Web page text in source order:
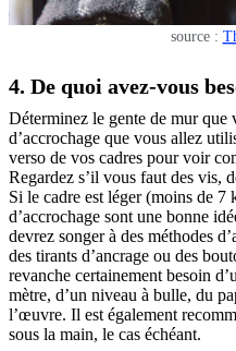
source :
4. De quoi avez-vous
Déterminez le gente de mur que
d’accrochage que vous allez
verso de vos cadres pour voir
Regardez s’il vous faut des vis,
Si le cadre est léger (moins de 7
d’accrochage sont une bonne
devrez songer à des méthodes
des tirants d’ancrage ou des
revanche certainement besoin
mètre, d’un niveau à bulle, du
l’œuvre. Il est également
sous la main, le cas échéant.